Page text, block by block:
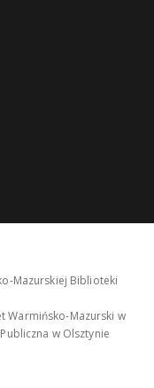
Mazurskiej Biblioteki
Warmińsko-Mazurski w
w Olsztynie